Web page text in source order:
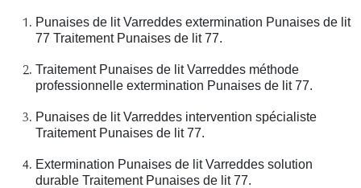
Punaises de lit Varreddes extermination Punaises de lit
77 Traitement Punaises de lit 77.
Traitement Punaises de lit Varreddes méthode
professionnelle extermination Punaises de lit 77.
Punaises de lit Varreddes intervention spécialiste
Traitement Punaises de lit 77.
Extermination Punaises de lit Varreddes solution
durable Traitement Punaises de lit 77.